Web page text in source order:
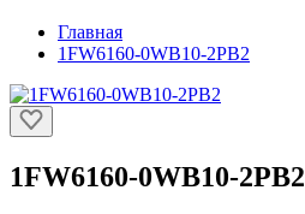
Главная
1FW6160-0WB10-2PB2
1FW6160-0WB10-2PB2